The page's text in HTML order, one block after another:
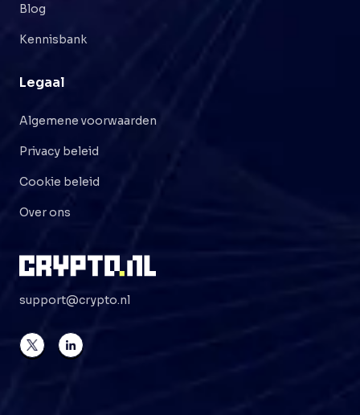
Blog
Kennisbank
Legaal
Algemene voorwaarden
Privacy beleid
Cookie beleid
Over ons
support@crypto.nl